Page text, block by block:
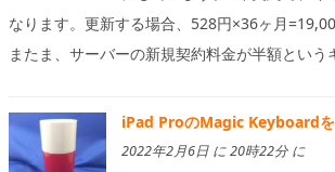
なります。更新する場合、528円×36ヶ月
またま、サーバーの新規契約料金が半額という
iPad ProのMagic Keyboard
2022年2月6日 に 20時22分 に